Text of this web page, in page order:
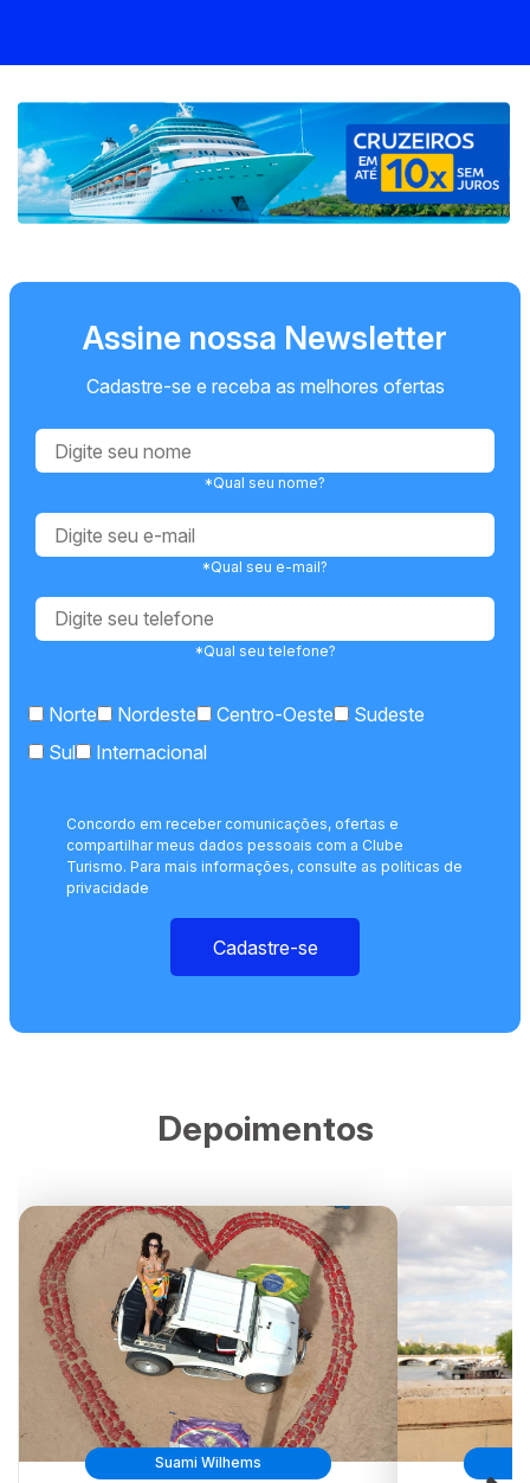
Assine nossa Newsletter
Cadastre-se e receba as melhores ofertas
*Qual seu nome?
*Qual seu e-mail?
*Qual seu telefone?
Norte Nordeste Centro-Oeste
Sudeste
Sul
Internacional
Concordo em receber comunicações, ofertas e
compartilhar meus dados pessoais com a Clube
Turismo. Para mais informações, consulte as políticas de
privacidade
Cadastre-se
Depoimentos
Suami Wilhems